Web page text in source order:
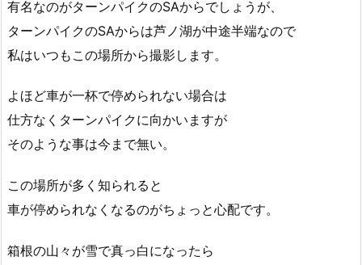
有名なのがターンパイクのSAからでしょうが、
ターンパイクのSAからは芦ノ湖が中途半端なので
私はいつもこの場所から撮影します。
よほど車が一杯で停められない場合は
仕方なくターンパイクに向かいますが
そのような事は今まで無い。
この場所が多く知られると
車が停められなくなるのがちょっと心配です。
箱根の山々が雪で真っ白になったら